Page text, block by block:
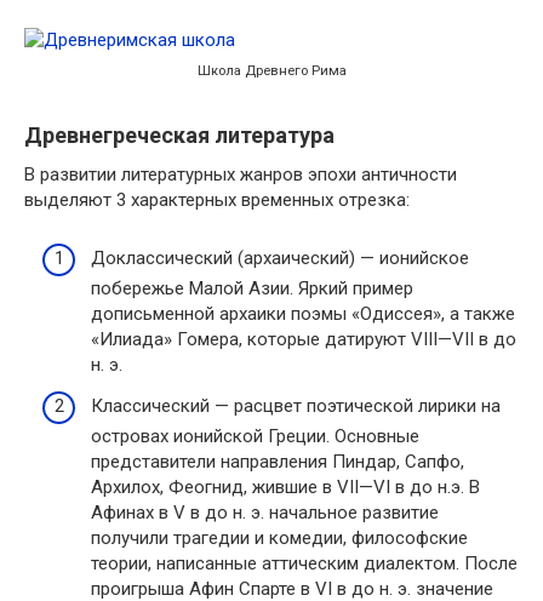
Школа Древнего Рима
Древнегреческая литература
В развитии литературных жанров эпохи античности
выделяют 3 характерных временных отрезка:
Доклассический (архаический) — ионийское
побережье Малой Азии. Яркий пример
дописьменной архаики поэмы «Одиссея», а также
«Илиада» Гомера, которые датируют VIII—VII в до
н. э.
Классический — расцвет поэтической лирики на
островах ионийской Греции. Основные
представители направления Пиндар, Сапфо,
Архилох, Феогнид, жившие в VII—VI в до н.э. В
Афинах в V в до н. э. начальное развитие
получили трагедии и комедии, философские
теории, написанные аттическим диалектом. После
проигрыша Афин Спарте в VI в до н. э. значение